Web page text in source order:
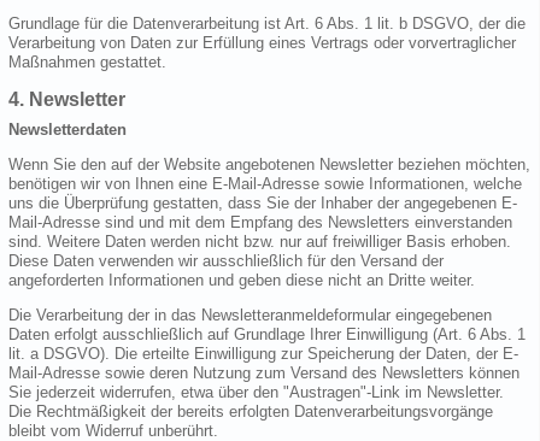
Grundlage für die Datenverarbeitung ist Art. 6 Abs. 1 lit. b DSGVO, der die
Verarbeitung von Daten zur Erfüllung eines Vertrags oder vorvertraglicher
Maßnahmen gestattet.
4. Newsletter
Newsletterdaten
Wenn Sie den auf der Website angebotenen Newsletter beziehen möchten,
benötigen wir von Ihnen eine E-Mail-Adresse sowie Informationen, welche
uns die Überprüfung gestatten, dass Sie der Inhaber der angegebenen E-
Mail-Adresse sind und mit dem Empfang des Newsletters einverstanden
sind. Weitere Daten werden nicht bzw. nur auf freiwilliger Basis erhoben.
Diese Daten verwenden wir ausschließlich für den Versand der
angeforderten Informationen und geben diese nicht an Dritte weiter.
Die Verarbeitung der in das Newsletteranmeldeformular eingegebenen
Daten erfolgt ausschließlich auf Grundlage Ihrer Einwilligung (Art. 6 Abs. 1
lit. a DSGVO). Die erteilte Einwilligung zur Speicherung der Daten, der E-
Mail-Adresse sowie deren Nutzung zum Versand des Newsletters können
Sie jederzeit widerrufen, etwa über den "Austragen"-Link im Newsletter.
Die Rechtmäßigkeit der bereits erfolgten Datenverarbeitungsvorgänge
bleibt vom Widerruf unberührt.